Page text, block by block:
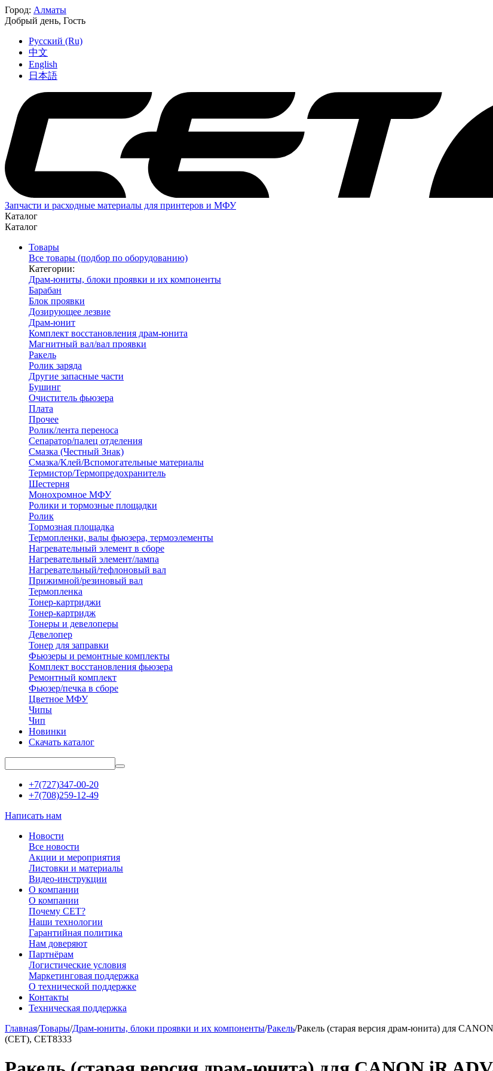
Город: Алматы
Добрый день, Гость
Русский (Ru)
中文
English
日本語
Запчасти и расходные материалы для принтеров и МФУ
Каталог
Каталог
Товары
Все товары (подбор по оборудованию)
Категории:
Драм-юниты, блоки проявки и их компоненты
Барабан
Блок проявки
Дозирующее лезвие
Драм-юнит
Комплект восстановления драм-юнита
Магнитный вал/вал проявки
Ракель
Ролик заряда
Другие запасные части
Бушинг
Очиститель фьюзера
Плата
Прочее
Ролик/лента переноса
Сепаратор/палец отделения
Смазка (Честный Знак)
Смазка/Клей/Вспомогательные материалы
Термистор/Термопредохранитель
Шестерня
Монохромное МФУ
Ролики и тормозные площадки
Ролик
Тормозная площадка
Термопленки, валы фьюзера, термоэлементы
Нагревательный элемент в сборе
Нагревательный элемент/лампа
Нагревательный/тефлоновый вал
Прижимной/резиновый вал
Термопленка
Тонер-картриджи
Тонер-картридж
Тонеры и девелоперы
Девелопер
Тонер для заправки
Фьюзеры и ремонтные комплекты
Комплект восстановления фьюзера
Ремонтный комплект
Фьюзер/печка в сборе
Цветное МФУ
Чипы
Чип
Новинки
Скачать каталог
+7(727)347-00-20
+7(708)259-12-49
Написать нам
Новости
Все новости
Акции и мероприятия
Листовки и материалы
Видео-инструкции
О компании
О компании
Почему CET?
Наши технологии
Гарантийная политика
Нам доверяют
Партнёрам
Логистические условия
Маркетинговая поддержка
О технической поддержке
Контакты
Техническая поддержка
Главная/Товары/Драм-юниты, блоки проявки и их компоненты/Ракель/Ракель (старая версия драм-юнита) для
(CET), CET8333